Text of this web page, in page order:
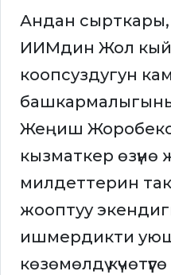
Андан
ИИМдин Жол
коопсуздугун
Жеңиш
кызматкер өзүнө
милдеттерин так
жооптуу
ишмердикти
көзөмөлдү